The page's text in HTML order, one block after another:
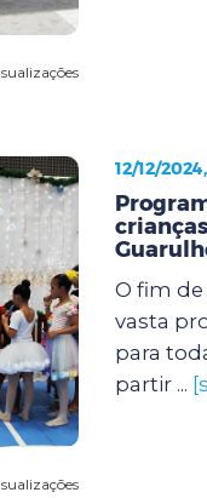
12/12/
O fim
vasta
para
partir ...